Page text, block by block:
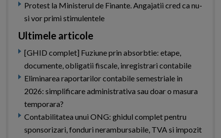
Protest la Ministerul de Finante. Angajatii cred ca nu-
si vor primi stimulentele
Ultimele articole
[GHID complet] Fuziune prin absorbtie: etape,
documente, obligatii fiscale, inregistrari contabile
Eliminarea raportarilor contabile semestriale in
2026: simplificare administrativa sau doar o masura
temporara?
Contabilitatea unui ONG: ghidul complet pentru
sponsorizari, fonduri nerambursabile, TVA si impozit